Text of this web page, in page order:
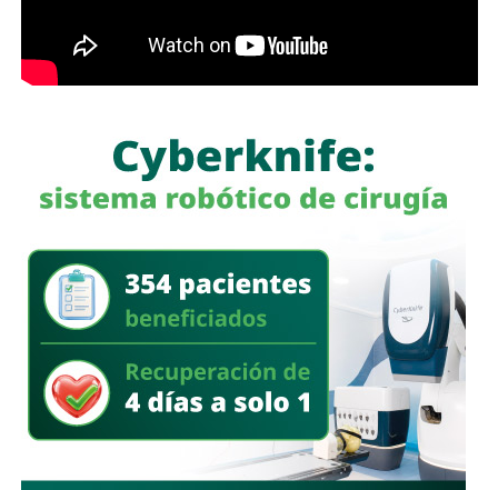
García Cázaresllamó a la ciudadanía a denunciar
cualquier conducta irregular y aclaró que el llamado no se
“apertura total” de la dependencia para recibir esas
delincuentes y asegura armas durante operativos en SLP